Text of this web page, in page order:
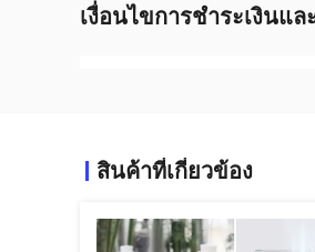
เงื่อนไขการชำระเงินแล
สินค้าที่เกี่ยวข้อง